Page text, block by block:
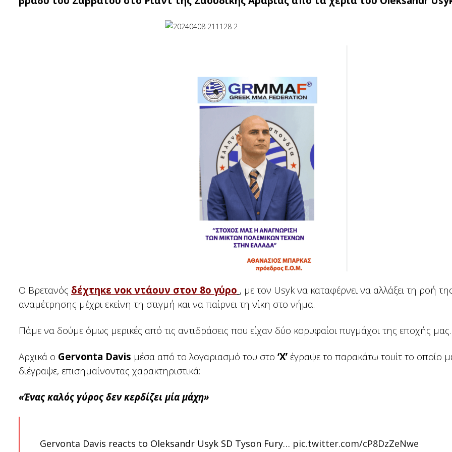
Ο Βρετανός δέχτηκε νοκ ντάουν στον 8ο γύρο , με τον Usyk να καταφέρνει να αλλάξει τη ροή
αναμέτρησης μέχρι εκείνη τη στιγμή και να παίρνει τη νίκη στο νήμα.
Πάμε να δούμε όμως μερικές από τις αντιδράσεις που είχαν δύο κορυφαίοι πυγμάχοι της εποχής μας.
Αρχικά ο Gervonta Davis μέσα από το λογαριασμό του στο ‘X’ έγραψε το παρακάτω τουίτ το οποίο
διέγραψε, επισημαίνοντας χαρακτηριστικά:
«Ένας καλός γύρος δεν κερδίζει μία μάχη»
Gervonta Davis reacts to Oleksandr Usyk SD Tyson Fury… pic.twitter.com/cP8DzZeNwe